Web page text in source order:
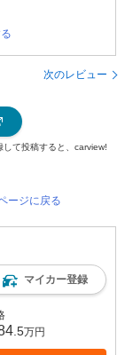
次のレビュー
て投稿すると、carview!
ージに戻る
マイカー登録
.5万円